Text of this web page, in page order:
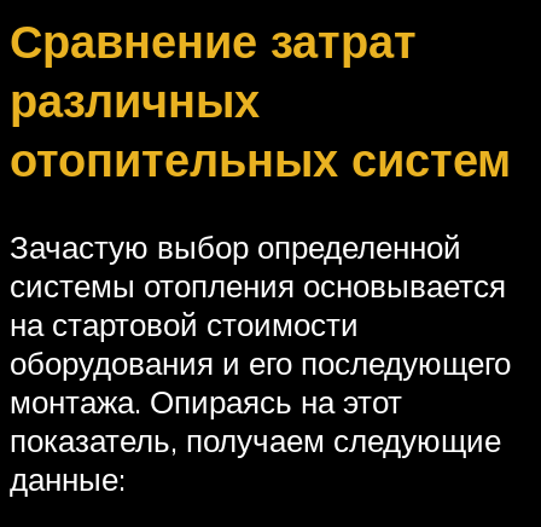
Сравнение затрат
различных
отопительных систем
Зачастую выбор определенной
системы отопления основывается
на стартовой стоимости
оборудования и его последующего
монтажа. Опираясь на этот
показатель, получаем следующие
данные: